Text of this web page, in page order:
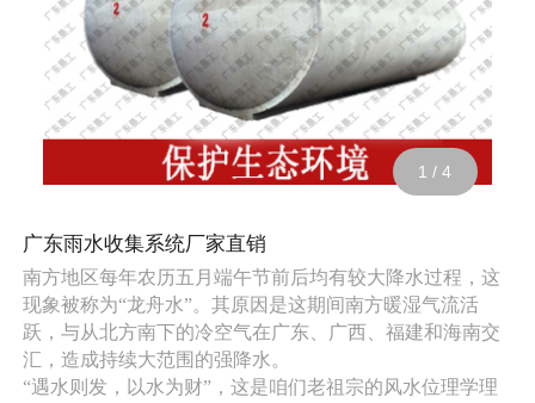
1 /4
广东雨水收集系统厂家直销
南方地区每年农历五月端午节前后均有较大降水过程，这
现象被称为“龙舟水”。其原因是这期间南方暖湿气流活
跃，与从北方南下的冷空气在广东、广西、福建和海南交
汇，造成持续大范围的强降水。
“遇水则发，以水为财”，这是咱们老祖宗的风水位理学理